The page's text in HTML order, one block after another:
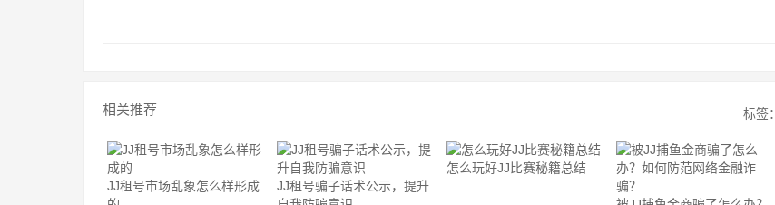
相关推荐 标签：
JJ租号市场乱象怎么样形成
JJ租号骗子话术公示，提升
怎么玩好JJ比赛秘籍总结